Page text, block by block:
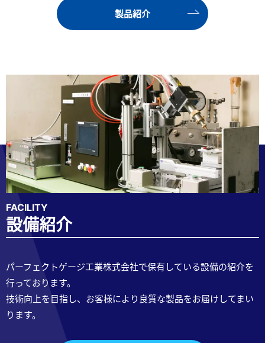
製品紹介
FACILITY
設備紹介
パーフェクトゲージ工業株式会社で保有している設備の紹介を
行っております。
技術向上を目指し、お客様により良質な製品をお届けしてまい
ります。